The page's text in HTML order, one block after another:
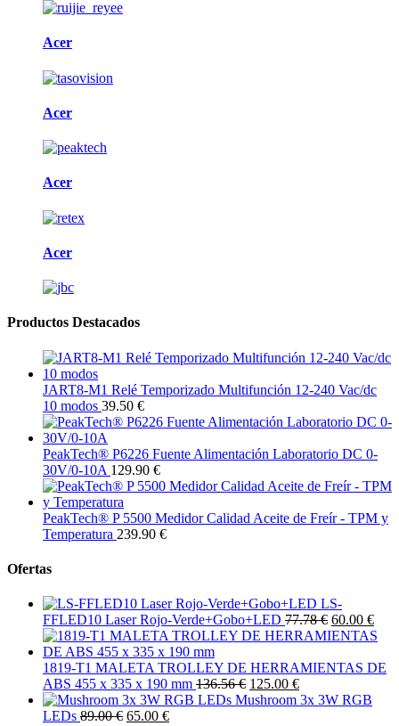
Acer
Acer
Acer
Acer
Productos Destacados
JART8-M1 Relé Temporizado Multifunción 12-240 Vac/dc
10 modos 39.50 €
PeakTech® P6226 Fuente Alimentación Laboratorio DC 0-
30V/0-10A 129.90 €
PeakTech® P 5500 Medidor Calidad Aceite de Freír - TPM y
Temperatura 239.90 €
Ofertas
LS-
FFLED10 Laser Rojo-Verde+Gobo+LED 77.78 € 60.00 €
1819-T1 MALETA TROLLEY DE HERRAMIENTAS DE
ABS 455 x 335 x 190 mm 136.56 € 125.00 €
Mushroom 3x 3W RGB
LEDs 89.00 € 65.00 €